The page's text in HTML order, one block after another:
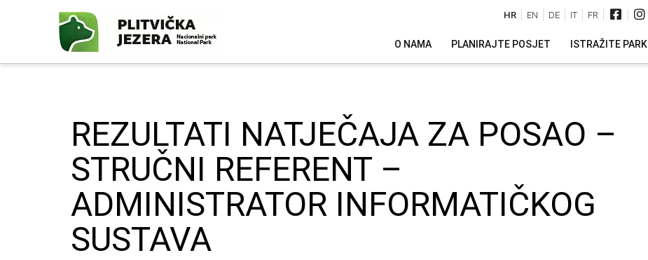
|
HR EN DE IT FR
O NAMA PLANIRAJTE POSJET ISTRAŽITE PARK
REZULTATI NATJEČAJA ZA POSAO –
STRUČNI REFERENT –
ADMINISTRATOR INFORMATIČKOG
SUSTAVA